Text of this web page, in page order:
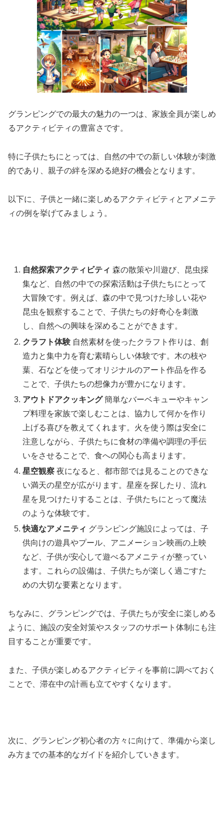
グランピングでの最大の魅力の一つは、家族全員が楽しめ
るアクティビティの豊富さです。
特に子供たちにとっては、自然の中での新しい体験が刺激
的であり、親子の絆を深める絶好の機会となります。
以下に、子供と一緒に楽しめるアクティビティとアメニテ
ィの例を挙げてみましょう。
自然探索アクティビティ 森の散策や川遊び、昆虫採
集など、自然の中での探索活動は子供たちにとって
大冒険です。例えば、森の中で見つけた珍しい花や
昆虫を観察することで、子供たちの好奇心を刺激
し、自然への興味を深めることができます。
クラフト体験 自然素材を使ったクラフト作りは、創
造力と集中力を育む素晴らしい体験です。木の枝や
葉、石などを使ってオリジナルのアート作品を作る
ことで、子供たちの想像力が豊かになります。
アウトドアクッキング簡単なバーベキューやキャン
プ料理を家族で楽しむことは、協力して何かを作り
上げる喜びを教えてくれます。火を使う際は安全に
注意しながら、子供たちに食材の準備や調理の手伝
いをさせることで、食への関心も高まります。
星空観察 夜になると、都市部では見ることのできな
い満天の星空が広がります。星座を探したり、流れ
星を見つけたりすることは、子供たちにとって魔法
のような体験です。
快適なアメニティ グランピング施設によっては、子
供向けの遊具やプール、アニメーション映画の上映
など、子供が安心して遊べるアメニティが整ってい
ます。これらの設備は、子供たちが楽しく過ごすた
めの大切な要素となります。
ちなみに、グランピングでは、子供たちが安全に楽しめる
ように、施設の安全対策やスタッフのサポート体制にも注
目することが重要です。
また、子供が楽しめるアクティビティを事前に調べておく
ことで、滞在中の計画も立てやすくなります。
次に、グランピング初心者の方々に向けて、準備から楽し
み方までの基本的なガイドを紹介していきます。